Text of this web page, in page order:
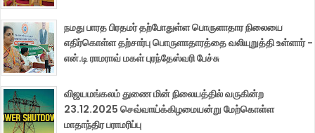
நமது பாரத பிரதமர் தற்போதுள்ள பொருளாதார நிலையை
எதிர்கொள்ள தற்சார்பு பொருளாதாரத்தை வலியுறுத்தி உள்ளார் -
என்.டி ராமராவ் மகள் புரந்தேஸ்வரி பேச்சு
விஜயமங்கலம் துணை மின் நிலையத்தில் வருகின்ற
23.12.2025 செவ்வாய்க்கிழமையன்று மேற்கொள்ள
மாதாந்திர பராமரிப்பு